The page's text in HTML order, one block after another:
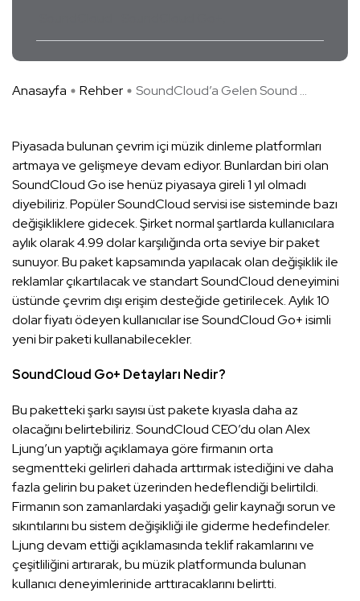
Anasayfa Rehber SoundCloud’a Gelen Sound ...
Piyasada bulunan çevrim içi müzik dinleme platformları
artmaya ve gelişmeye devam ediyor. Bunlardan biri olan
SoundCloud Go ise henüz piyasaya gireli 1 yıl olmadı
diyebiliriz. Popüler SoundCloud servisi ise sisteminde bazı
değişikliklere gidecek. Şirket normal şartlarda kullanıcılara
aylık olarak 4.99 dolar karşılığında orta seviye bir paket
sunuyor. Bu paket kapsamında yapılacak olan değişiklik ile
reklamlar çıkartılacak ve standart SoundCloud deneyimini
üstünde çevrim dışı erişim desteğide getirilecek. Aylık 10
dolar fiyatı ödeyen kullanıcılar ise SoundCloud Go+ isimli
yeni bir paketi kullanabilecekler.
SoundCloud Go+ Detayları Nedir?
Bu paketteki şarkı sayısı üst pakete kıyasla daha az
olacağını belirtebiliriz. SoundCloud CEO’du olan Alex
Ljung’un yaptığı açıklamaya göre firmanın orta
segmentteki gelirleri dahada arttırmak istediğini ve daha
fazla gelirin bu paket üzerinden hedeflendiği belirtildi.
Firmanın son zamanlardaki yaşadığı gelir kaynağı sorun ve
sıkıntılarını bu sistem değişikliği ile giderme hedefindeler.
Ljung devam ettiği açıklamasında teklif rakamlarını ve
çeşitliliğini artırarak, bu müzik platformunda bulunan
kullanıcı deneyimlerinide arttıracaklarını belirtti.